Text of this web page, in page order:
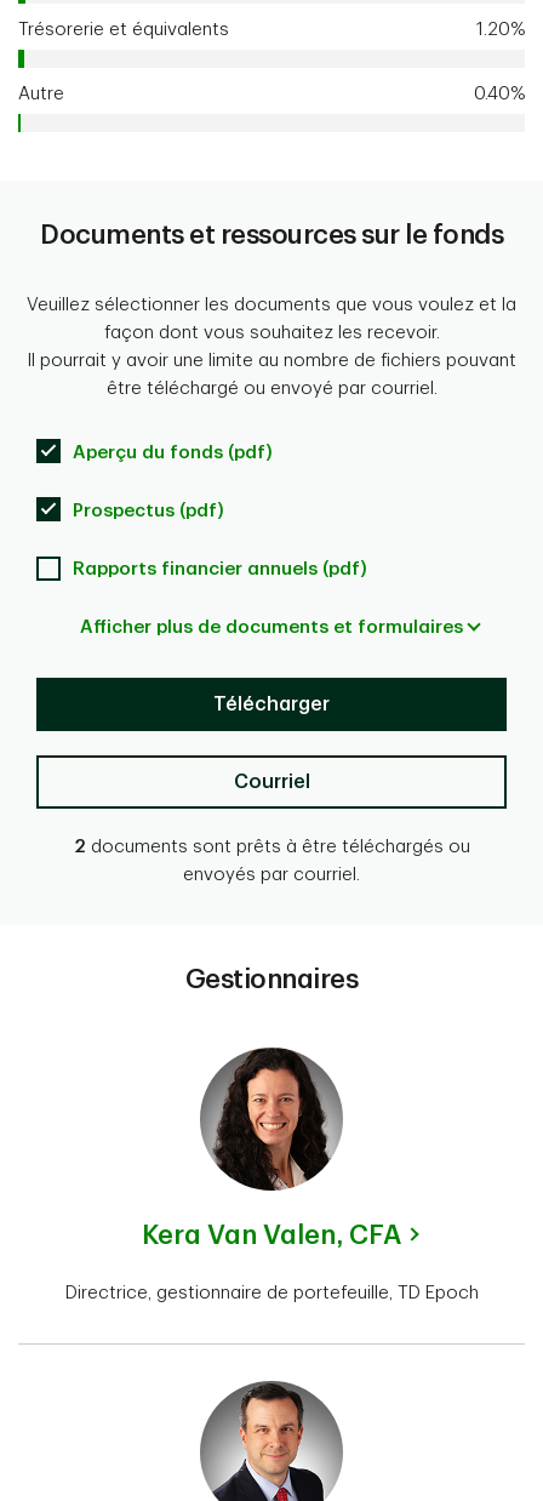
Trésorerie et équivalents 1.20%
Autre 0.40%
Documents et ressources sur le fonds
Veuillez sélectionner les documents que vous voulez et la
façon dont vous souhaitez les recevoir.
Il pourrait y avoir une limite au nombre de fichiers pouvant
être téléchargé ou envoyé par courriel.
Aperçu du fonds (pdf)
Prospectus (pdf)
Rapports financier annuels (pdf)
Afficher plus de documents et formulaires
Télécharger
Courriel
2 documents sont prêts à être téléchargés ou
envoyés par courriel.
Gestionnaires
Kera Van Valen, CFA
Directrice, gestionnaire de portefeuille, TD Epoch